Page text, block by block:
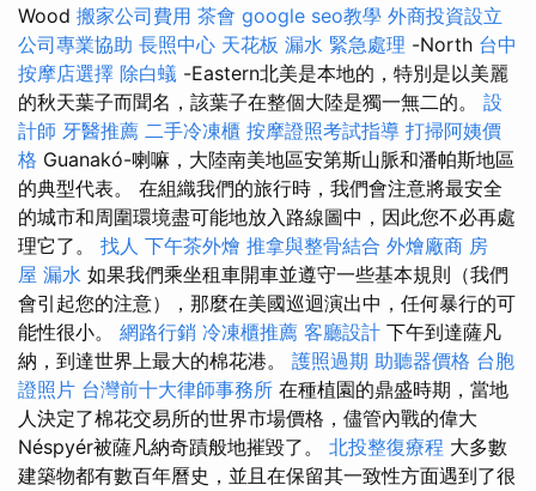
Wood 搬家公司費用 茶會 google seo教學 外商投資設立
公司專業協助 長照中心 天花板 漏水 緊急處理 -North 台中
按摩店選擇 除白蟻 -Eastern北美是本地的，特別是以美麗
的秋天葉子而聞名，該葉子在整個大陸是獨一無二的。 設
計師 牙醫推薦 二手冷凍櫃 按摩證照考試指導 打掃阿姨價
格 Guanakó-喇嘛，大陸南美地區安第斯山脈和潘帕斯地區
的典型代表。 在組織我們的旅行時，我們會注意將最安全
的城市和周圍環境盡可能地放入路線圖中，因此您不必再處
理它了。 找人 下午茶外燴 推拿與整骨結合 外燴廠商 房
屋 漏水 如果我們乘坐租車開車並遵守一些基本規則（我們
會引起您的注意），那麼在美國巡迴演出中，任何暴行的可
能性很小。 網路行銷 冷凍櫃推薦 客廳設計 下午到達薩凡
納，到達世界上最大的棉花港。 護照過期 助聽器價格 台胞
證照片 台灣前十大律師事務所 在種植園的鼎盛時期，當地
人決定了棉花交易所的世界市場價格，儘管內戰的偉大
Néspyér被薩凡納奇蹟般地摧毀了。 北投整復療程 大多數
建築物都有數百年曆史，並且在保留其一致性方面遇到了很